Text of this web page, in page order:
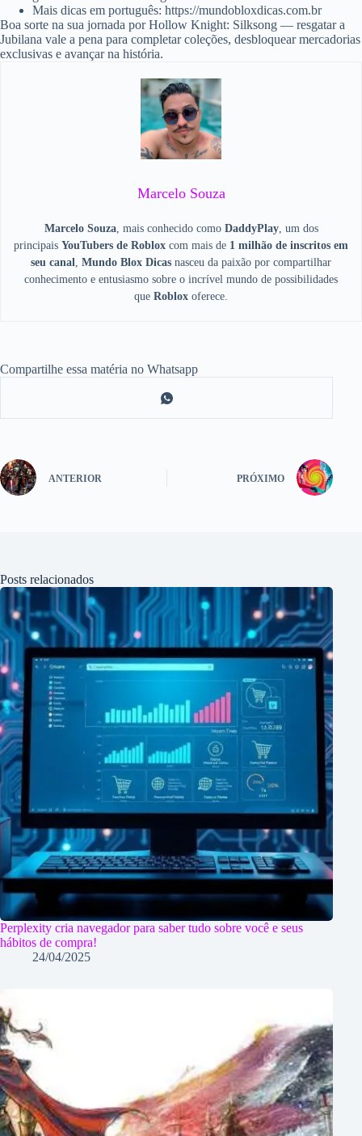
Mais dicas em português: https://mundobloxdicas.com.br
Boa sorte na sua jornada por Hollow Knight: Silksong — resgatar a
Jubilana vale a pena para completar coleções, desbloquear mercadorias
exclusivas e avançar na história.
Marcelo Souza
Marcelo Souza, mais conhecido como DaddyPlay, um dos
principais YouTubers de Roblox com mais de 1 milhão de inscritos em
seu canal, Mundo Blox Dicas nasceu da paixão por compartilhar
conhecimento e entusiasmo sobre o incrível mundo de possibilidades
que Roblox oferece.
Compartilhe essa matéria no Whatsapp
ANTERIOR PRÓXIMO
Posts relacionados
Perplexity cria navegador para saber tudo sobre você e seus
hábitos de compra!
24/04/2025